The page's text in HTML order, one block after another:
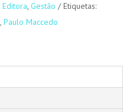
Editora, Gestão
Etiquetas:
, Paulo Maccedo